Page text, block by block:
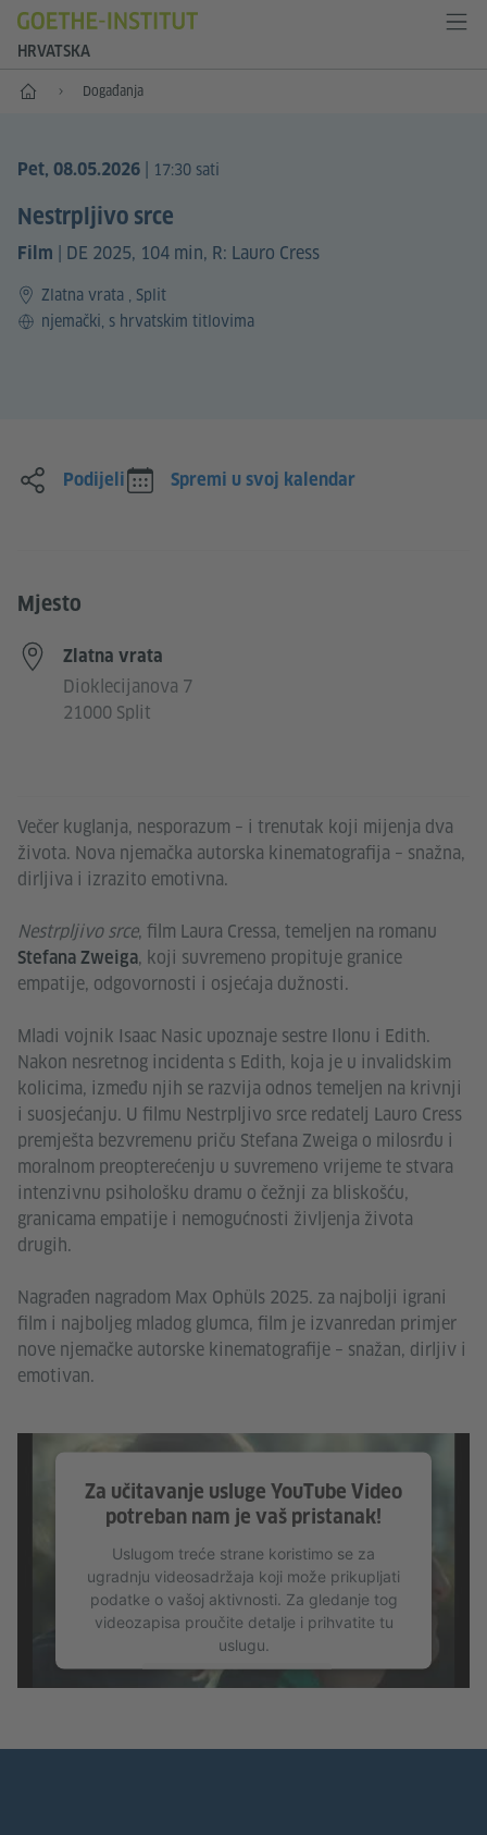
HRVATSKA
Početna Događanja
Pet, 08.05.2026 17:30 sati
Nestrpljivo srce
Film | DE 2025, 104 min, R: Lauro Cress
Zlatna vrata , Split
Jeziknjemački, s hrvatskim titlovima
Večer kuglanja, nesporazum – i trenutak koji mijenja dva
života. Nova njemačka autorska kinematografija – snažna,
dirljiva i izrazito emotivna.
Nestrpljivo srce, film Laura Cressa, temeljen na romanu
Stefana Zweiga, koji suvremeno propituje granice
empatije, odgovornosti i osjećaja dužnosti.
Mladi vojnik Isaac Nasic upoznaje sestre Ilonu i Edith.
Nakon nesretnog incidenta s Edith, koja je u invalidskim
kolicima, između njih se razvija odnos temeljen na krivnji
i suosjećanju. U filmu Nestrpljivo srce redatelj Lauro Cress
premješta bezvremenu priču Stefana Zweiga o milosrđu i
moralnom preopterećenju u suvremeno vrijeme te stvara
intenzivnu psihološku dramu o čežnji za bliskošću,
granicama empatije i nemogućnosti življenja života
drugih.
Nagrađen nagradom Max Ophüls 2025. za najbolji igrani
film i najboljeg mladog glumca, film je izvanredan primjer
nove njemačke autorske kinematografije – snažan, dirljiv i
emotivan.
Za učitavanje usluge YouTube Video
potreban nam je vaš pristanak!
Uslugom treće strane koristimo se za
ugradnju videosadržaja koji može prikupljati
podatke o vašoj aktivnosti. Za gledanje tog
videozapisa proučite detalje i prihvatite tu
uslugu.
Više informacija
Podijeli Spremi u svoj kalendar
Mjesto
Zlatna vrata
Dioklecijanova 7
21000 Split